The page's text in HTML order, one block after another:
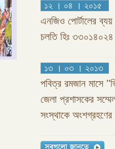
১২ । ০৪ । ২০১৫
এনজিও পোর্টালের ব্যয়
চলতি হিঃ
১৩ । ০৩ । ২০১৩
পবিত্র রমজান মাসে
জেলা প্রশাসকের
সংস্থাকে